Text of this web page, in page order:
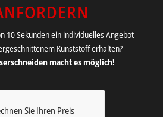
10 Sekunden ein individuelles Angebot
Kunststoff erhalten?
macht es möglich!
Sie Ihren Preis